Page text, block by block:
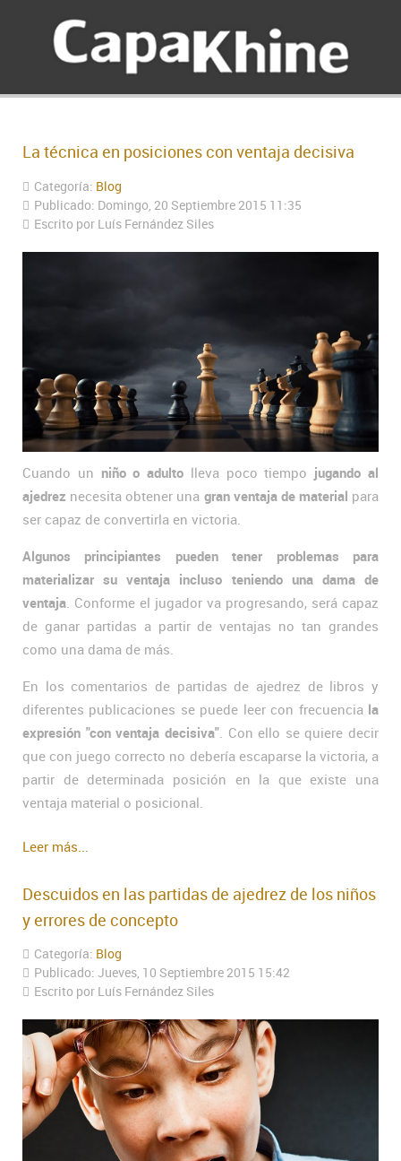
La técnica en posiciones con ventaja decisiva
Categoría: Blog
Publicado: Domingo, 20 Septiembre 2015 11:35
Escrito por Luís Fernández Siles
Cuando un niño o adulto lleva poco tiempo jugando al
ajedrez necesita obtener una gran ventaja de material para
ser capaz de convertirla en victoria.
Algunos principiantes pueden tener problemas para
materializar su ventaja incluso teniendo una dama de
ventaja. Conforme el jugador va progresando, será capaz
de ganar partidas a partir de ventajas no tan grandes
como una dama de más.
En los comentarios de partidas de ajedrez de libros y
diferentes publicaciones se puede leer con frecuenciala
expresión "con ventaja decisiva". Con ello se quiere decir
que con juego correcto no debería escaparse la victoria, a
partir de determinada posición en la que existe una
ventaja material o posicional.
Leer más...
Descuidos en las partidas de ajedrez de los niños
y errores de concepto
Categoría: Blog
Publicado: Jueves, 10 Septiembre 2015 15:42
Escrito por Luís Fernández Siles